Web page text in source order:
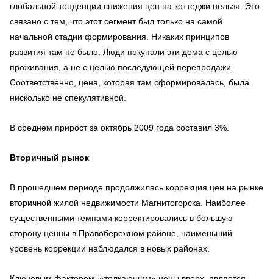
глобальной тенденции снижения цен на коттеджи нельзя. Это
связано с тем, что этот сегмент был только на самой
начальной стадии формирования. Никаких принципов
развития там не было. Люди покупали эти дома с целью
проживания, а не с целью последующей перепродажи.
Соответственно, цена, которая там сформировалась, была
нисколько не спекулятивной.
В среднем прирост за октябрь 2009 года составил 3%.
Вторичный рынок
В прошедшем периоде продолжилась коррекция цен на рынке
вторичной жилой недвижимости Магнитогорска. Наиболее
существенными темпами корректировались в большую
сторону ценны в Правобережном районе, наименьший
уровень коррекции наблюдался в новых районах.